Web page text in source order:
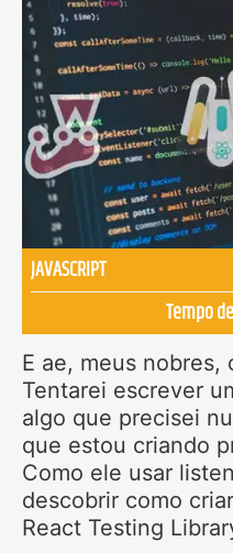
JAVASCRIPT
Tempo
E ae, meus nobres,
Tentarei escrever
algo que precisei
que estou criando
Como ele usar
descobrir como
React Testing